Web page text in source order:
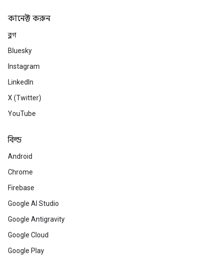
কানেক্ট করুন
ব্লগ
Bluesky
Instagram
LinkedIn
X (Twitter)
YouTube
বিল্ড
Android
Chrome
Firebase
Google AI Studio
Google Antigravity
Google Cloud
Google Play